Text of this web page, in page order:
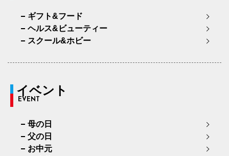
ギフト&フード
ヘルス&ビューティー
スクール&ホビー
イベント
EVENT
母の日
父の日
お中元